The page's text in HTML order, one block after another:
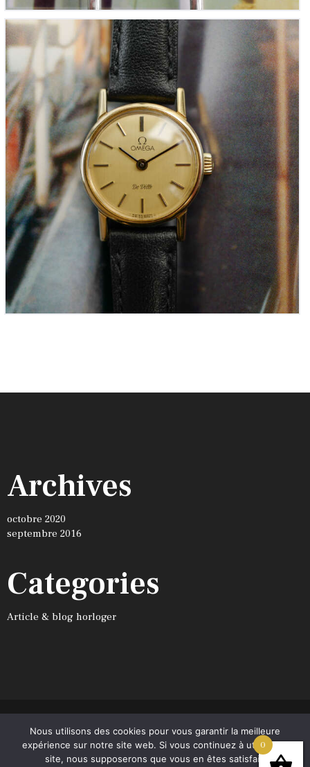
OMEGA De Ville 111.0107 « mini-montre cocktail
dorée » pour femme (Vintage 1980)
875 00€
Archives
octobre 2020
septembre 2016
Categories
Article & blog horloger
Café Noir © 2026. Tous droits réservés.
Conditions générales de vente
0
Nous utilisons des cookies pour vous garantir la meilleure
expérience sur notre site web. Si vous continuez à utiliser ce
site, nous supposerons que vous en êtes satisfait.